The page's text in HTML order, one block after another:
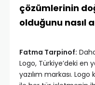
çözümlerinin
olduğunu nasıl
Fatma Tarpinof:
Logo, Türkiye’deki en
yazılım markası. Logo